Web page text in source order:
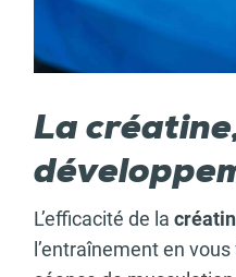
La
L’efficacité de la
l’entraînement en